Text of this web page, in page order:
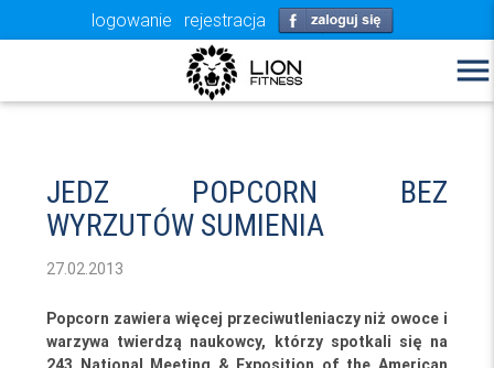
logowanie rejestracja
menu
JEDZ POPCORN BEZ
WYRZUTÓW SUMIENIA
27.02.2013
Popcorn zawiera więcej przeciwutleniaczy niż owoce i
warzywa twierdzą naukowcy, którzy spotkali się na